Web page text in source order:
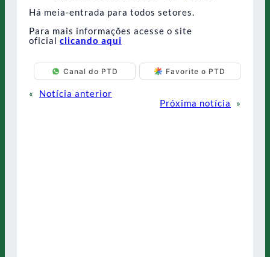
Há meia-entrada para todos setores.
Para mais informações acesse o site
oficial clicando aqui
Canal do PTD Favorite o PTD
«
Notícia anterior
Próxima notícia
»